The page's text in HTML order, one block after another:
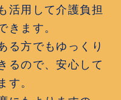
活用して介護負担
きます。
る方でもゆっくり
るので、安心して
。